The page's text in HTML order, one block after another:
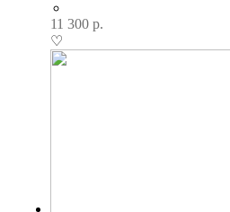
11 300р.
♡